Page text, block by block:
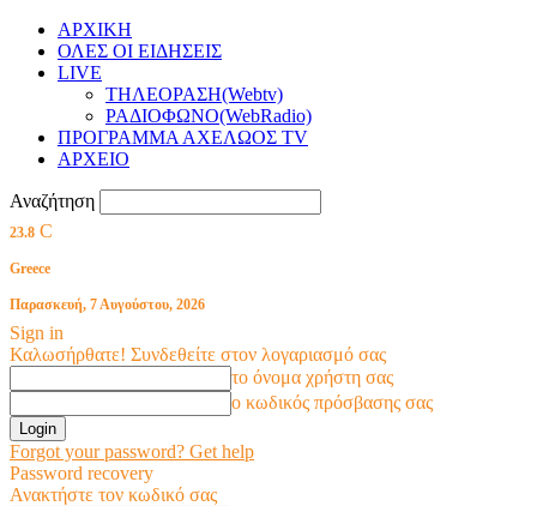
ΑΡΧΙΚΗ
ΟΛΕΣ ΟΙ ΕΙΔΗΣΕΙΣ
LIVE
ΤΗΛΕΟΡΑΣΗ(Webtv)
ΡΑΔΙΟΦΩΝΟ(WebRadio)
ΠΡΟΓΡΑΜΜΑ ΑΧΕΛΩΟΣ TV
ΑΡΧΕΙΟ
Αναζήτηση
23.8 C
Greece
Παρασκευή, 7 Αυγούστου, 2026
Sign in
Καλωσήρθατε! Συνδεθείτε στον λογαριασμό σας
το όνομα χρήστη σας
ο κωδικός πρόσβασης σας
Forgot your password? Get help
Password recovery
Ανακτήστε τον κωδικό σας